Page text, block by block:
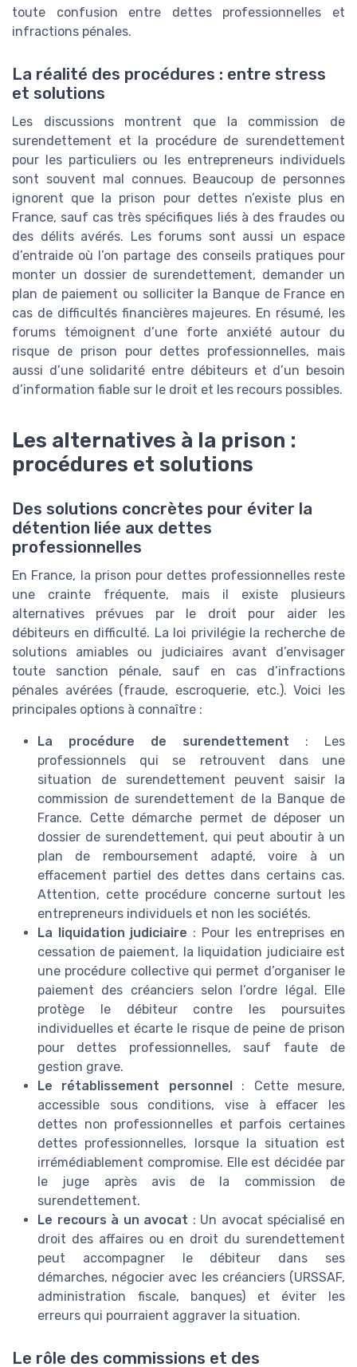
toute confusion entre dettes professionnelles et
infractions pénales.
La réalité des procédures : entre stress
et solutions
Les discussions montrent que la commission de
surendettement et la procédure de surendettement
pour les particuliers ou les entrepreneurs individuels
sont souvent mal connues. Beaucoup de personnes
ignorent que la prison pour dettes n’existe plus en
France, sauf cas très spécifiques liés à des fraudes ou
des délits avérés. Les forums sont aussi un espace
d’entraide où l’on partage des conseils pratiques pour
monter un dossier de surendettement, demander un
plan de paiement ou solliciter la Banque de France en
cas de difficultés financières majeures. En résumé, les
forums témoignent d’une forte anxiété autour du
risque de prison pour dettes professionnelles, mais
aussi d’une solidarité entre débiteurs et d’un besoin
d’information fiable sur le droit et les recours possibles.
Les alternatives à la prison :
procédures et solutions
Des solutions concrètes pour éviter la
détention liée aux dettes
professionnelles
En France, la prison pour dettes professionnelles reste
une crainte fréquente, mais il existe plusieurs
alternatives prévues par le droit pour aider les
débiteurs en difficulté. La loi privilégie la recherche de
solutions amiables ou judiciaires avant d’envisager
toute sanction pénale, sauf en cas d’infractions
pénales avérées (fraude, escroquerie, etc.). Voici les
principales options à connaître :
La procédure de surendettement : Les
professionnels qui se retrouvent dans une
situation de surendettement peuvent saisir la
commission de surendettement de la Banque de
France. Cette démarche permet de déposer un
dossier de surendettement, qui peut aboutir à un
plan de remboursement adapté, voire à un
effacement partiel des dettes dans certains cas.
Attention, cette procédure concerne surtout les
entrepreneurs individuels et non les sociétés.
La liquidation judiciaire : Pour les entreprises en
cessation de paiement, la liquidation judiciaire est
une procédure collective qui permet d’organiser le
paiement des créanciers selon l’ordre légal. Elle
protège le débiteur contre les poursuites
individuelles et écarte le risque de peine de prison
pour dettes professionnelles, sauf faute de
gestion grave.
Le rétablissement personnel: Cette mesure,
accessible sous conditions, vise à effacer les
dettes non professionnelles et parfois certaines
dettes professionnelles, lorsque la situation est
irrémédiablement compromise. Elle est décidée par
le juge après avis de la commission de
surendettement.
Le recours à un avocat : Un avocat spécialisé en
droit des affaires ou en droit du surendettement
peut accompagner le débiteur dans ses
démarches, négocier avec les créanciers (URSSAF,
administration fiscale, banques) et éviter les
erreurs qui pourraient aggraver la situation.
Le rôle des commissions et des